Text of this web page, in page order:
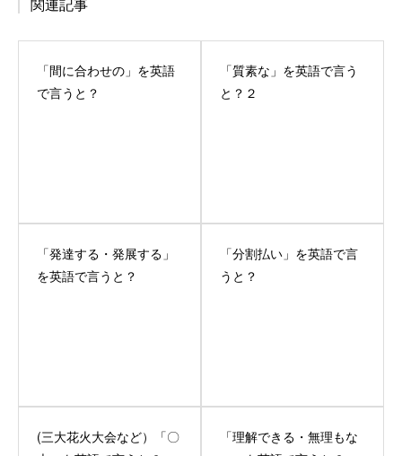
「間に合わせの」を英語
で言うと？
「質素な」を英語で言う
と？２
「発達する・発展する」
を英語で言うと？
「分割払い」を英語で言
うと？
(三大花火大会など）「〇
「理解できる・無理もな